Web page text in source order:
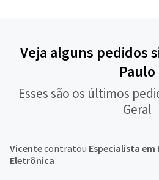
Veja alguns pedidos
Paulo
Esses são os últimos
Geral
Vicentecontratou Especialista em
Eletrônica